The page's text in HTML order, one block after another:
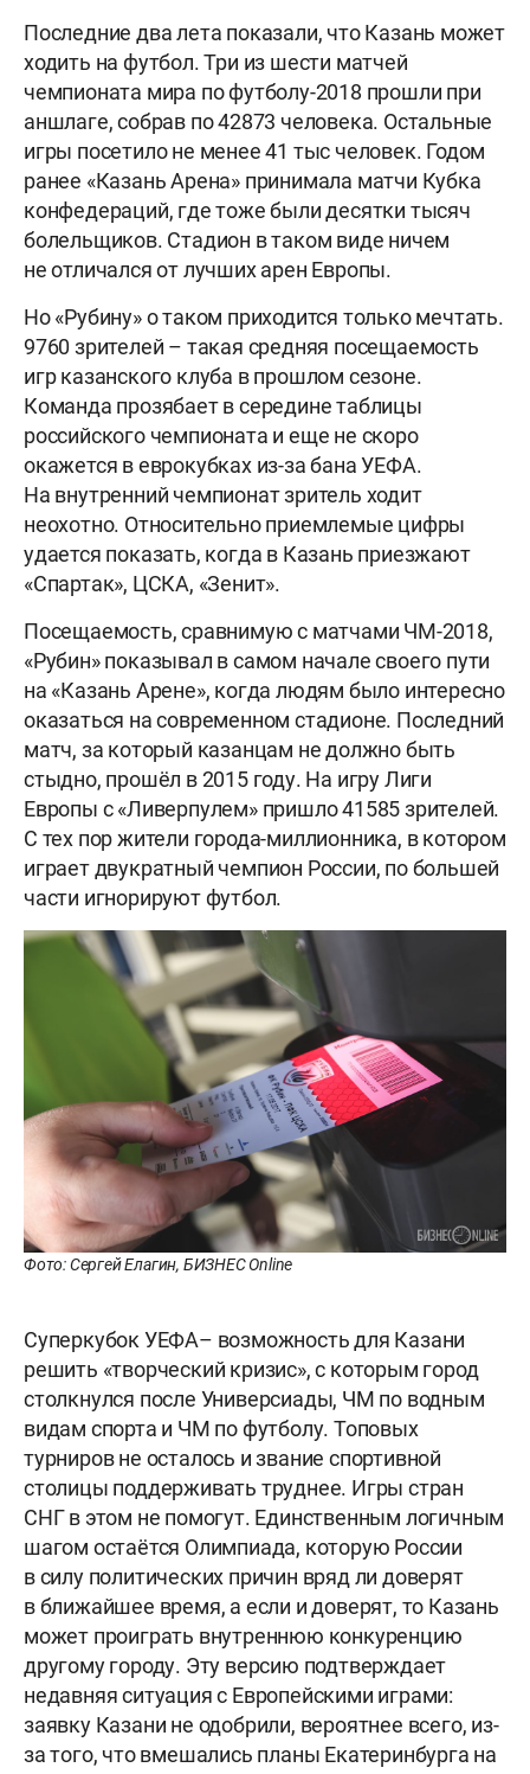
Последние два лета показали, что Казань может
ходить на футбол. Три из шести матчей
чемпионата мира по футболу-2018 прошли при
аншлаге, собрав по 42873 человека. Остальные
игры посетило не менее 41 тыс человек. Годом
ранее «Казань Арена» принимала матчи Кубка
конфедераций, где тоже были десятки тысяч
болельщиков. Стадион в таком виде ничем
не отличался от лучших арен Европы.
Но «Рубину» о таком приходится только мечтать.
9760 зрителей – такая средняя посещаемость
игр казанского клуба в прошлом сезоне.
Команда прозябает в середине таблицы
российского чемпионата и еще не скоро
окажется в еврокубках из-за бана УЕФА.
На внутренний чемпионат зритель ходит
неохотно. Относительно приемлемые цифры
удается показать, когда в Казань приезжают
«Спартак», ЦСКА, «Зенит».
Посещаемость, сравнимую с матчами ЧМ-2018,
«Рубин» показывал в самом начале своего пути
на «Казань Арене», когда людям было интересно
оказаться на современном стадионе. Последний
матч, за который казанцам не должно быть
стыдно, прошёл в 2015 году. На игру Лиги
Европы с «Ливерпулем» пришло 41585 зрителей.
С тех пор жители города-миллионника, в котором
играет двукратный чемпион России, по большей
части игнорируют футбол.
Фото: Сергей Елагин, БИЗНЕС Online
Суперкубок УЕФА– возможность для Казани
решить «творческий кризис», с которым город
столкнулся после Универсиады, ЧМ по водным
видам спорта и ЧМ по футболу. Топовых
турниров не осталось и звание спортивной
столицы поддерживать труднее. Игры стран
СНГ в этом не помогут. Единственным логичным
шагом остаётся Олимпиада, которую России
в силу политических причин вряд ли доверят
в ближайшее время, а если и доверят, то Казань
может проиграть внутреннюю конкуренцию
другому городу. Эту версию подтверждает
недавняя ситуация с Европейскими играми:
заявку Казани не одобрили, вероятнее всего, из-
за того, что вмешались планы Екатеринбурга на